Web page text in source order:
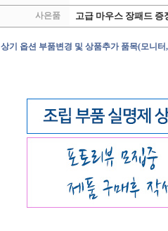
사은품 고급 마우스 장패드
상기 옵션 부품변경 및 상품추가 품목(모니